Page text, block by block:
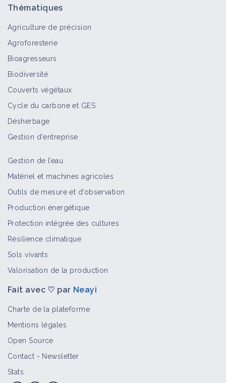
Thématiques
Agriculture de précision
Agroforesterie
Bioagresseurs
Biodiversité
Couverts végétaux
Cycle du carbone et GES
Désherbage
Gestion d'entreprise
Gestion de l’eau
Matériel et machines agricoles
Outils de mesure et d’observation
Production énergétique
Protection intégrée des cultures
Résilience climatique
Sols vivants
Valorisation de la production
Fait avec ♡ par Neayi
Charte de la plateforme
Mentions légales
Open Source
Contact - Newsletter
Stats